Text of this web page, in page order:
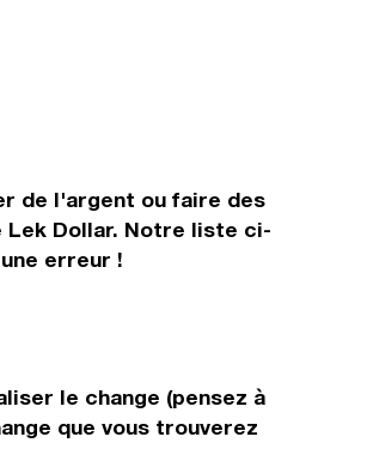
de l'argent ou faire des
Dollar. Notre liste ci-
erreur !
le change (pensez à
que vous trouverez